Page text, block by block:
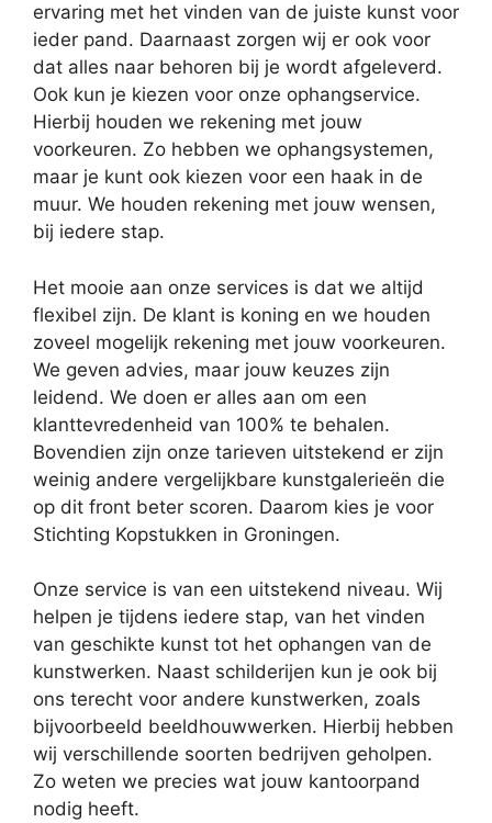
ervaring met het vinden van de juiste kunst voor
ieder pand. Daarnaast zorgen wij er ook voor
dat alles naar behoren bij je wordt afgeleverd.
Ook kun je kiezen voor onze ophangservice.
Hierbij houden we rekening met jouw
voorkeuren. Zo hebben we ophangsystemen,
maar je kunt ook kiezen voor een haak in de
muur. We houden rekening met jouw wensen,
bij iedere stap.
Het mooie aan onze services is dat we altijd
flexibel zijn. De klant is koning en we houden
zoveel mogelijk rekening met jouw voorkeuren.
We geven advies, maar jouw keuzes zijn
leidend. We doen er alles aan om een
klanttevredenheid van 100% te behalen.
Bovendien zijn onze tarieven uitstekend er zijn
weinig andere vergelijkbare kunstgalerieën die
op dit front beter scoren. Daarom kies je voor
Stichting Kopstukken in Groningen.
Onze service is van een uitstekend niveau. Wij
helpen je tijdens iedere stap, van het vinden
van geschikte kunst tot het ophangen van de
kunstwerken. Naast schilderijen kun je ook bij
ons terecht voor andere kunstwerken, zoals
bijvoorbeeld beeldhouwwerken. Hierbij hebben
wij verschillende soorten bedrijven geholpen.
Zo weten we precies wat jouw kantoorpand
nodig heeft.